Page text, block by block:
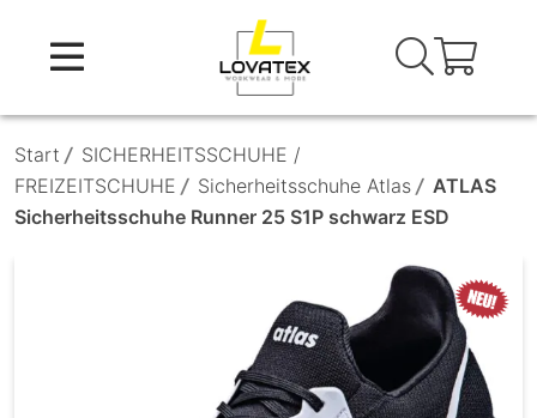
content
Start / SICHERHEITSSCHUHE /
FREIZEITSCHUHE / Sicherheitsschuhe Atlas / ATLAS
Sicherheitsschuhe Runner 25 S1P schwarz ESD